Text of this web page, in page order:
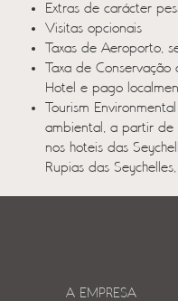
Extras de carácter
Visitas opcionais
Taxas de Aeroporto,
Taxa de
Hotel e pago
Tourism
ambiental, a partir
nos hoteis das
Rupias das
A EMPRESA